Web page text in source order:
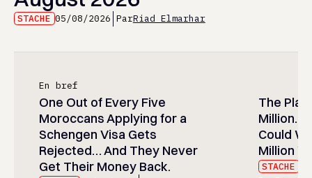
STACHE 05/08/2026 ParRiad Elmarhar
En bref
One Out of Every Five
Moroccans Applying for a
Schengen Visa Gets
Rejected… And They Never
Get Their Money Back.
The
Million…
Could
Million
STACHE